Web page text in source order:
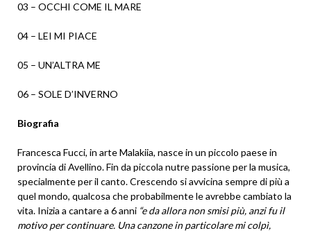
03 – OCCHI COME IL MARE
04 – LEI MI PIACE
05 – UN’ALTRA ME
06 – SOLE D’INVERNO
Biografia
Francesca Fucci, in arte Malakiia, nasce in un piccolo paese in
provincia di Avellino. Fin da piccola nutre passione per la musica,
specialmente per il canto. Crescendo si avvicina sempre di più a
quel mondo, qualcosa che probabilmente le avrebbe cambiato la
vita. Inizia a cantare a 6 anni “e da allora non smisi più, anzi fu il
motivo per continuare. Una canzone in particolare mi colpì,